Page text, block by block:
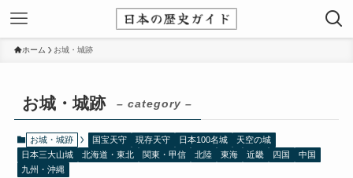
ホーム お城・城跡
お城・城跡 – category –
お城・城跡 国宝天守 現存天守 日本100名城
天空の城
日本三大山城
北海道・東北 関東・甲信 北陸 東海 近畿 四国
中国
九州・沖縄